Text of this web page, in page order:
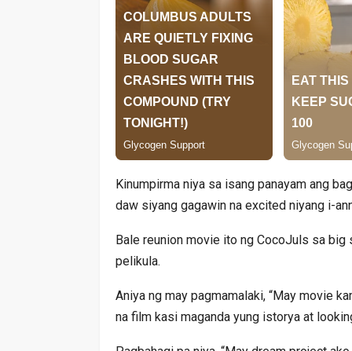
Kinumpirma niya sa isang panayam ang
daw siyang gagawin na excited niyang i-
Bale reunion movie ito ng CocoJuls sa big
pelikula.
Aniya ng may pagmamalaki, “May movie
na film kasi maganda yung istorya at